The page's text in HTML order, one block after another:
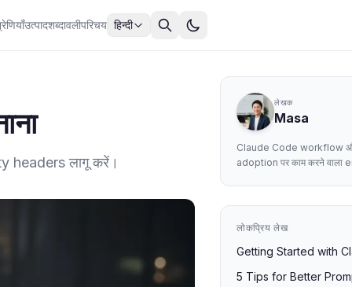
उत्पादशब्दावलीपरिचय हिन्दी
headers लागू करें।
लेखक
Masa
Claude Code workflow
adoption पर काम करने वाला
लोकप्रिय लेख
Getting Started with
5 Tips for Better